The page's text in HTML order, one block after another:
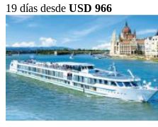
19 días desde USD 966